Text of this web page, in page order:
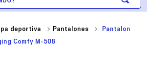
deportiva Pantalones
Pantalon
Comfy M-508